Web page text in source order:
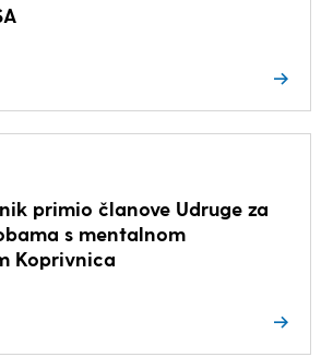
primio članove Udruge za
s mentalnom
Koprivnica